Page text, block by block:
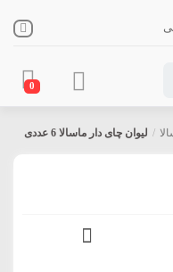
0
/ لیوان چای دار ماسالا 6 عددی